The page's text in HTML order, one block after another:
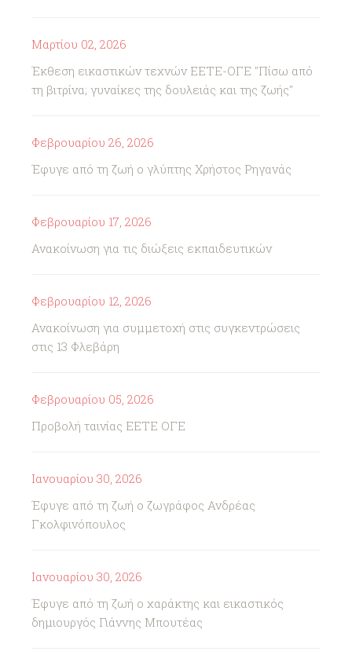
Μαρτίου 02, 2026
Έκθεση εικαστικών τεχνών ΕΕΤΕ-ΟΓΕ "Πίσω από
τη βιτρίνα; γυναίκες της δουλειάς και της ζωής"
Φεβρουαρίου 26, 2026
Έφυγε από τη ζωή ο γλύπτης Χρήστος Ρηγανάς
Φεβρουαρίου 17, 2026
Ανακοίνωση για τις διώξεις εκπαιδευτικών
Φεβρουαρίου 12, 2026
Ανακοίνωση για συμμετοχή στις συγκεντρώσεις
στις 13 Φλεβάρη
Φεβρουαρίου 05, 2026
Προβολή ταινίας ΕΕΤΕ ΟΓΕ
Ιανουαρίου 30, 2026
Έφυγε από τη ζωή ο ζωγράφος Ανδρέας
Γκολφινόπουλος
Ιανουαρίου 30, 2026
Έφυγε από τη ζωή ο χαράκτης και εικαστικός
δημιουργός Γιάννης Μπουτέας